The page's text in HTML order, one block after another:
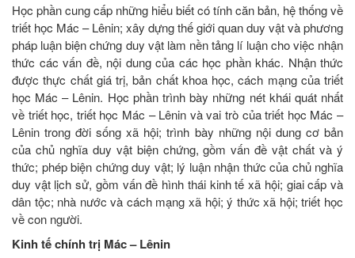
Học phần cung cấp những hiểu biết có tính căn bản, hệ thống về
triết học Mác – Lênin; xây dựng thế giới quan duy vật và phương
pháp luận biện chứng duy vật làm nền tảng lí luận cho việc nhận
thức các vấn đề, nội dung của các học phần khác. Nhận thức
được thực chất giá trị, bản chất khoa học, cách mạng của triết
học Mác – Lênin. Học phần trình bày những nét khái quát nhất
về triết học, triết học Mác – Lênin và vai trò của triết học Mác –
Lênin trong đời sống xã hội; trình bày những nội dung cơ bản
của chủ nghĩa duy vật biện chứng, gồm vấn đề vật chất và ý
thức; phép biện chứng duy vật; lý luận nhận thức của chủ nghĩa
duy vật lịch sử, gồm vấn đề hình thái kinh tế xã hội; giai cấp và
dân tộc; nhà nước và cách mạng xã hội; ý thức xã hội; triết học
về con người.
Kinh tế chính trị Mác – Lênin